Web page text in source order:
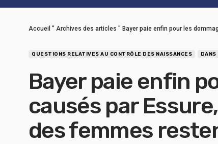
Accueil " Archives des articles " Bayer paie enfin pour les
QUESTIONS RELATIVES AU CONTRÔLE DES NAISSANCES DANS
Bayer paie enfin
causés par
des femmes